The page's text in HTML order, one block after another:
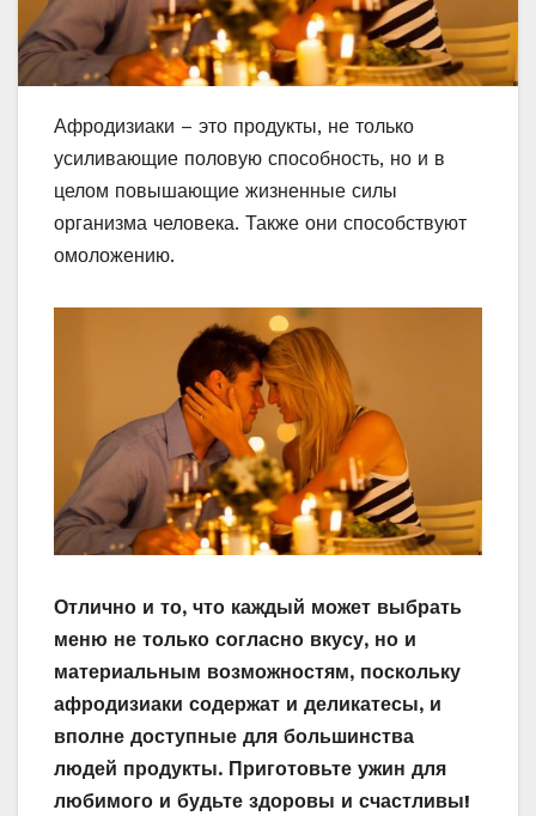
Афродизиаки – это продукты, не только
усиливающие половую способность, но и в
целом повышающие жизненные силы
организма человека. Также они способствуют
омоложению.
Отлично и то, что каждый может выбрать
меню не только согласно вкусу, но и
материальным возможностям, поскольку
афродизиаки содержат и деликатесы, и
вполне доступные для большинства
людей продукты. Приготовьте ужин для
любимого и будьте здоровы и счастливы!